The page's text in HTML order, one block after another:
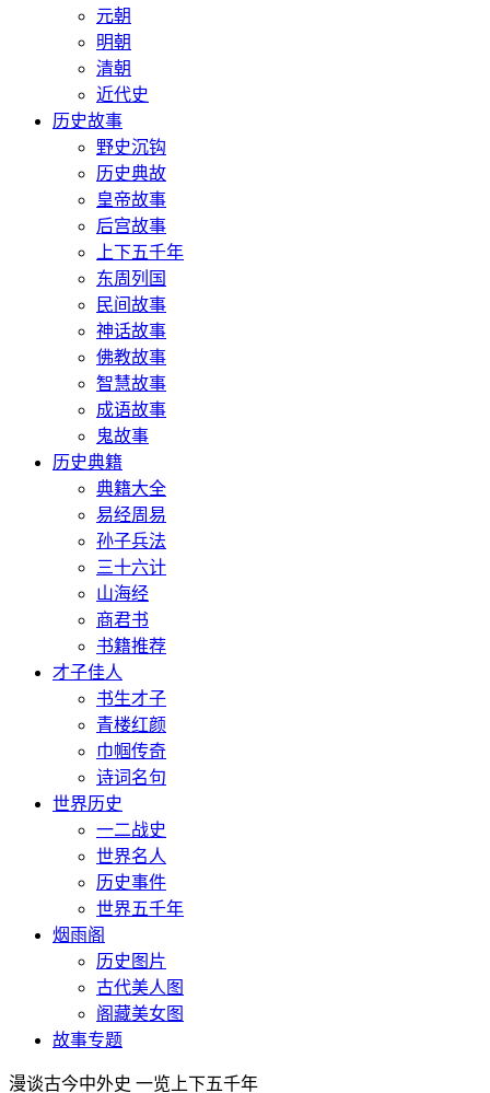
元朝
明朝
清朝
近代史
历史故事
野史沉钩
历史典故
皇帝故事
后宫故事
上下五千年
东周列国
民间故事
神话故事
佛教故事
智慧故事
成语故事
鬼故事
历史典籍
典籍大全
易经周易
孙子兵法
三十六计
山海经
商君书
书籍推荐
才子佳人
书生才子
青楼红颜
巾帼传奇
诗词名句
世界历史
一二战史
世界名人
历史事件
世界五千年
烟雨阁
历史图片
古代美人图
阁藏美女图
故事专题
漫谈古今中外史 一览上下五千年